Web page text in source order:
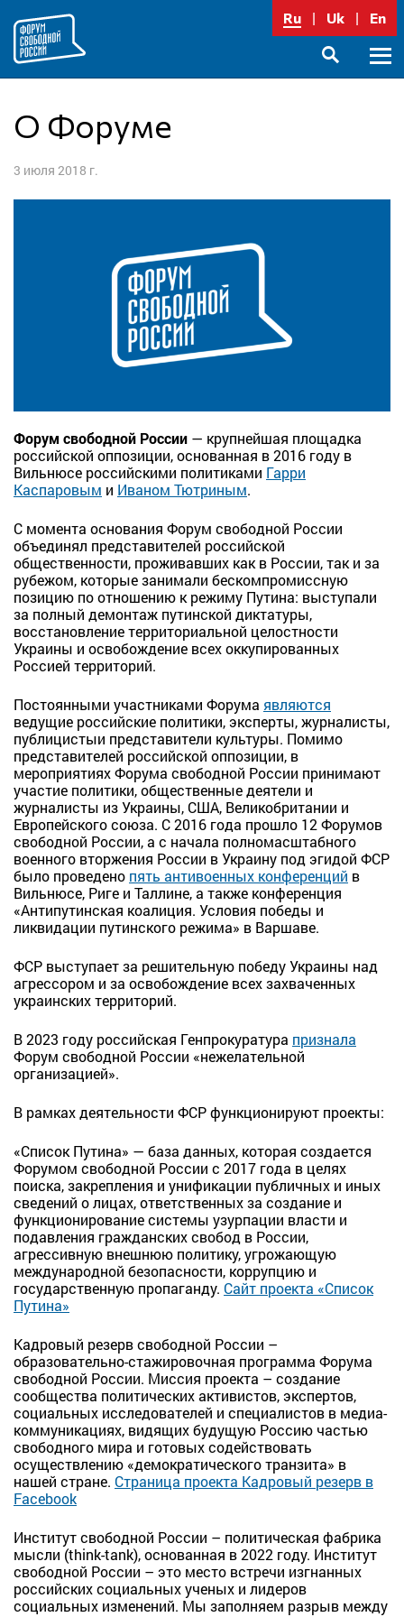
содержимому
Ru Uk En
О Форуме
3 июля 2018 г.
Форум свободной России — крупнейшая площадка
российской оппозиции, основанная в 2016 году в
Вильнюсе российскими политиками Гарри
Каспаровым и Иваном Тютриным.
С момента основания Форум свободной России
объединял представителей российской
общественности, проживавших как в России, так и за
рубежом, которые занимали бескомпромиссную
позицию по отношению к режиму Путина: выступали
за полный демонтаж путинской диктатуры,
восстановление территориальной целостности
Украины и освобождение всех оккупированных
Россией территорий.
Постоянными участниками Форума являются
ведущие российские политики, эксперты, журналисты,
публицистыи представители культуры. Помимо
представителей российской оппозиции, в
мероприятиях Форума свободной России принимают
участие политики, общественные деятели и
журналисты из Украины, США, Великобритании и
Европейского союза. С 2016 года прошло 12 Форумов
свободной России, а с начала полномасштабного
военного вторжения России в Украину под эгидой ФСР
было проведено пять антивоенных конференций в
Вильнюсе, Риге и Таллине, а также конференция
«Антипутинская коалиция. Условия победы и
ликвидации путинского режима» в Варшаве.
ФСР выступает за решительную победу Украины над
агрессором и за освобождение всех захваченных
украинских территорий.
В 2023 году российская Генпрокуратура признала
Форум свободной России «нежелательной
организацией».
В рамках деятельности ФСР функционируют проекты:
«Список Путина» — база данных, которая создается
Форумом свободной России с 2017 года в целях
поиска, закрепления и унификации публичных и иных
сведений о лицах, ответственных за создание и
функционирование системы узурпации власти и
подавления гражданских свобод в России,
агрессивную внешнюю политику, угрожающую
международной безопасности, коррупцию и
государственную пропаганду. Сайт проекта «Список
Путина»
Кадровый резерв свободной России –
образовательно-стажировочная программа Форума
свободной России. Миссия проекта – создание
сообщества политических активистов, экспертов,
социальных исследователей и специалистов в медиа-
коммуникациях, видящих будущую Россию частью
свободного мира и готовых содействовать
осуществлению «демократического транзита» в
нашей стране. Страница проекта Кадровый резерв в
Facebook
Институт свободной России – политическая фабрика
мысли (think-tank), основанная в 2022 году. Институт
свободной России – это место встречи изгнанных
российских социальных ученых и лидеров
социальных изменений. Мы заполняем разрыв между